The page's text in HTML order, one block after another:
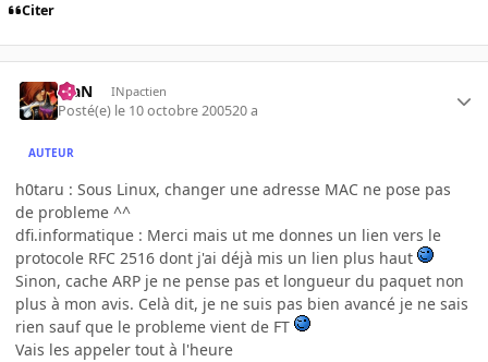
Citer
KiaN INpactien
Posté(e) le 10 octobre 200520 a
AUTEUR
h0taru : Sous Linux, changer une adresse MAC ne pose pas
de probleme ^^
dfi.informatique : Merci mais ut me donnes un lien vers le
protocole RFC 2516 dont j'ai déjà mis un lien plus haut
Sinon, cache ARP je ne pense pas et longueur du paquet non
plus à mon avis. Celà dit, je ne suis pas bien avancé je ne sais
rien sauf que le probleme vient de FT
Vais les appeler tout à l'heure